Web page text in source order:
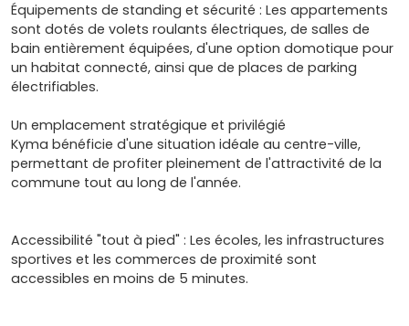
Équipements de standing et sécurité : Les appartements
sont dotés de volets roulants électriques, de salles de
bain entièrement équipées, d'une option domotique pour
un habitat connecté, ainsi que de places de parking
électrifiables.
Un emplacement stratégique et privilégié
Kyma bénéficie d'une situation idéale au centre-ville,
permettant de profiter pleinement de l'attractivité de la
commune tout au long de l'année.
Accessibilité "tout à pied" : Les écoles, les infrastructures
sportives et les commerces de proximité sont
accessibles en moins de 5 minutes.